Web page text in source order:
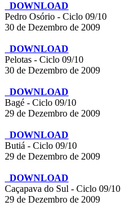
DOWNLOAD
Pedro Osório - Ciclo 09/10
30 de Dezembro de 2009
DOWNLOAD
Pelotas - Ciclo 09/10
30 de Dezembro de 2009
DOWNLOAD
Bagé - Ciclo 09/10
29 de Dezembro de 2009
DOWNLOAD
Butiá - Ciclo 09/10
29 de Dezembro de 2009
DOWNLOAD
Caçapava do Sul - Ciclo 09/10
29 de Dezembro de 2009